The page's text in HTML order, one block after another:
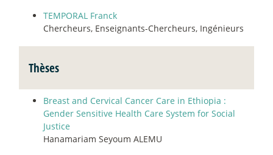
TEMPORAL Franck
Chercheurs, Enseignants-Chercheurs, Ingénieurs
Thèses
Breast and Cervical Cancer Care in Ethiopia :
Gender Sensitive Health Care System for Social
Justice
Hanamariam Seyoum ALEMU